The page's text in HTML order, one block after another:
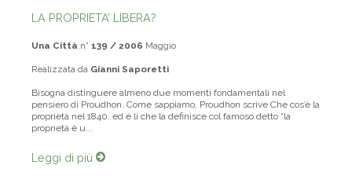
LA PROPRIETA’ LIBERA?
Una Città n° 139 / 2006 Maggio
Realizzata da Gianni Saporetti
Bisogna distinguere almeno due momenti fondamentali nel
pensiero di Proudhon. Come sappiamo, Proudhon scrive Che cos’è la
proprietà nel 1840, ed è lì che la definisce col famoso detto “la
proprietà è u...
Leggi di più